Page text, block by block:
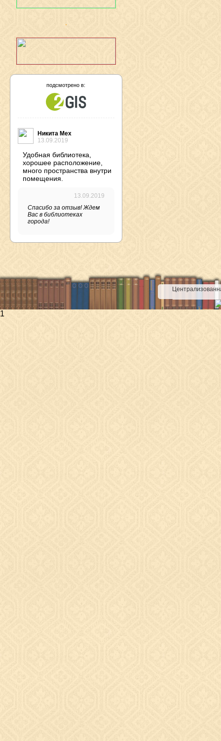
подсмотрено в:
Никита Мех
13.09.2019
Удобная библиотека,
хорошее расположение,
много пространства внутри
помещения.
13.09.2019
Спасибо за отзыв! Ждем
Вас в библиотеках
города!
1